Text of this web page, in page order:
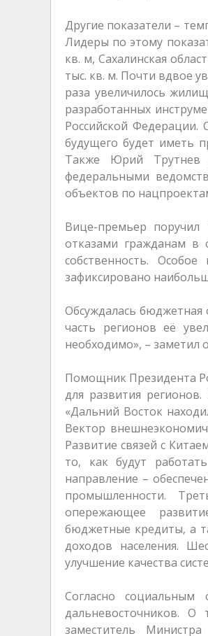
Другие показатели –
Лидеры по этому
кв. м, Сахалинская
тыс. кв. м. Почти вдвое
раза увеличилось
разработанных
Российской Федерации.
будущего будет иметь
Также Юрий Трутнев
федеральными
объектов по
Вице-премьер
отказами гражданам в
собственность.
зафиксировано
Обсуждалась бюджетная
часть регионов её
необходимо», – заметил
Помощник Президента
для развития
«Дальний Восток
Вектор
Развитие связей с
то, как будут
направление –
промышленности.
опережающее
бюджетные кредиты, а
доходов населения.
улучшение качества
Согласно
дальневосточников. О
заместитель